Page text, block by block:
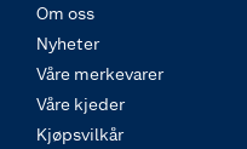
Om oss
Nyheter
Våre merkevarer
Våre kjeder
Kjøpsvilkår